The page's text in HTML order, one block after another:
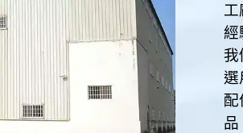
經
選
配